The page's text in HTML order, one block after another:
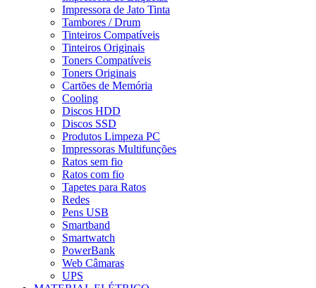
Impressora de Jato Tinta
Tambores / Drum
Tinteiros Compatíveis
Tinteiros Originais
Toners Compatíveis
Toners Originais
Cartões de Memória
Cooling
Discos HDD
Discos SSD
Produtos Limpeza PC
Impressoras Multifunções
Ratos sem fio
Ratos com fio
Tapetes para Ratos
Redes
Pens USB
Smartband
Smartwatch
PowerBank
Web Câmaras
UPS